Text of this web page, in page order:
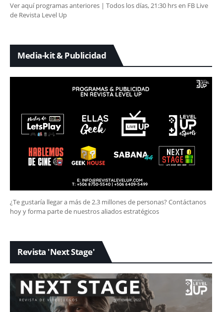
Ver aquí programas anteriores | Todos los días, 21:30 hrs en FB Live
de Revista Level Up
Media-kit & Publicidad
¿Te gustaría llegar a más de 2.3 millones de personas? Contáctanos
hoy y forma parte de nuestros aliados estratégicos
Revista 'Next Stage'